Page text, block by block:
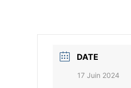
DATE
17 Juin 2024